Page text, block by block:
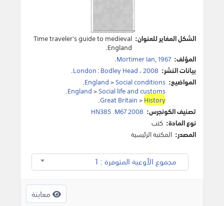
الشكل المغاير للعنوان: Time traveler's guide to medieval
England.
المؤلف:
Mortimer Ian,1967
.
بيانات النشر:
London:Bodley Head ،2008
.
المواضيع:
England>Social conditions
.
England>Social life and customs
.
Great Britain>History
.
تصنيف الكونجرس: HN385 .M67 2008
نوع المادة: كتب
المصدر: المكتبة الرئيسية
مجموع الأوعية المتوفرة : 1
معاينة